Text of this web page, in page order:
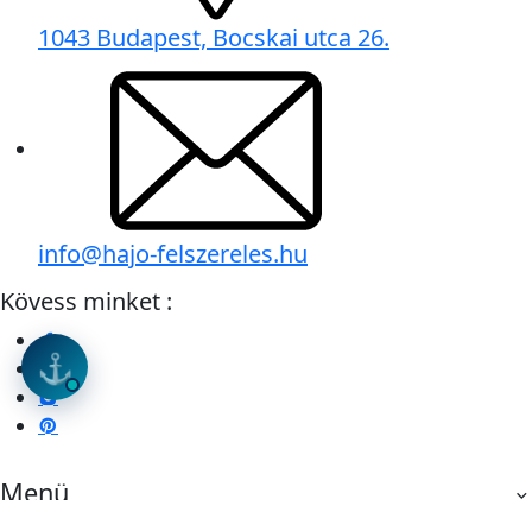
1043 Budapest, Bocskai utca 26.
info@hajo-felszereles.hu
Kövess minket :
Menü
⚓